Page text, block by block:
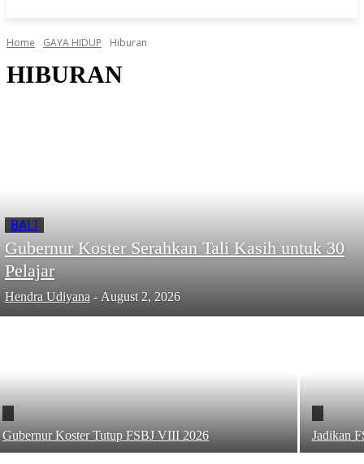
Home GAYA HIDUP Hiburan
HIBURAN
BALI
Gubernur Koster Serahkan Tali Kasih untuk 30
Pelajar
Hendra Udiyana - August 2, 2026
Gubernur Koster Tutup FSBJ VIII 2026 Jadikan